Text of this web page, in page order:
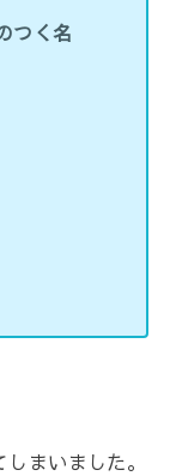
つく名
まいました。